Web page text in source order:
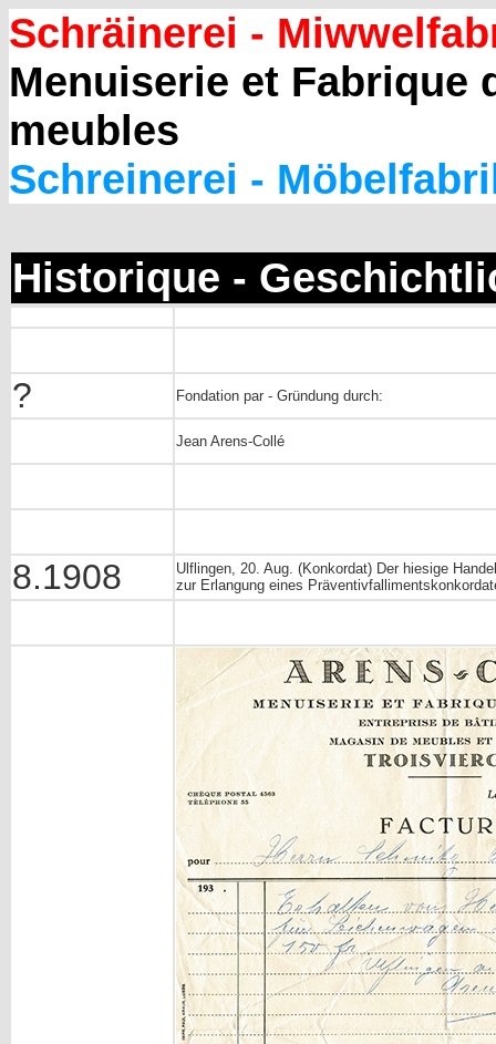
Schräinerei -
Menuiserie et Fabrique
meubles
Schreinerei -
Historique -
? Fondation par - Gründung durch:
Jean Arens-Collé
8.1908
Ulflingen, 20. Aug. (Konkordat) Der hiesige
zur Erlangung eines